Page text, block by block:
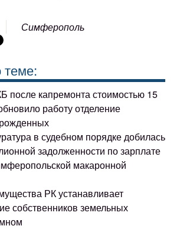
Симферополь
теме:
после капремонта стоимостью 15
работу отделение
в судебном порядке добилась
задолженности по зарплате
макаронной
РК устанавливает
собственников земельных